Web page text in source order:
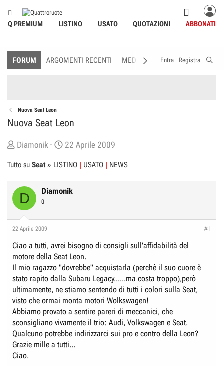
Q PREMIUM LISTINO USATO QUOTAZIONI ABBONATI
FORUM ARGOMENTI RECENTI MEDIA MEMBRI
Entra Registra
Nuova Seat Leon
Nuova Seat Leon
C
r
e
t
e
D
i
s
c
u
s
s
i
o
n
e
Diamonik
D
a
t
d
i
z
i
o
22 Aprile 2009
Tutto su Seat» LISTINO USATO NEWS
D Diamonik
0
22 Aprile 2009 #1
Ciao a tutti, avrei bisogno di consigli sull'affidabilità del
motore della Seat Leon.
Il mio ragazzo "dovrebbe" acquistarla (perchè il suo cuore è
stato rapito dalla Subaru Legacy......ma costa troppo),però
ultimamente, ne stiamo sentendo di tutti i colori sulla Seat,
visto che ormai monta motori Wolkswagen!
Abbiamo provato a sentire pareri di meccanici, che
sconsigliano vivamente il trio: Audi, Volkswagen e Seat.
Qualcuno potrebbe indirizzarci sui pro e contro della Leon?
Grazie mille a tutti...
Ciao.